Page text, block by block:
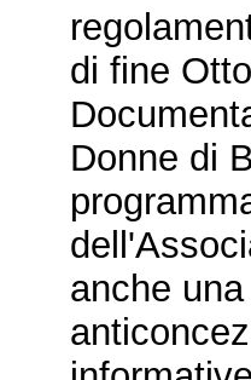
di fine
Donne di
anche